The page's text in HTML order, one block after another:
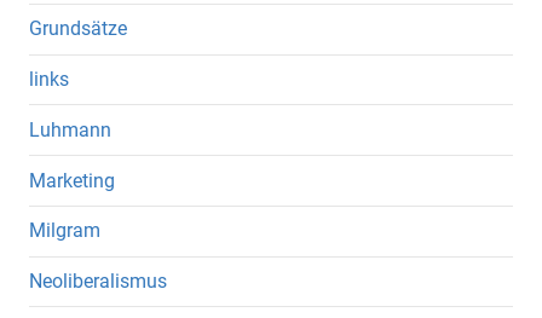
Grundsätze
links
Luhmann
Marketing
Milgram
Neoliberalismus